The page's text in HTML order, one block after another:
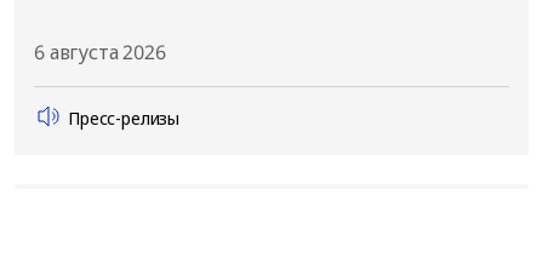
6 августа 2026
Пресс-релизы